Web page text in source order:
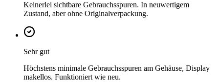
Keinerlei sichtbare Gebrauchsspuren. In neuwertigem
Zustand, aber ohne Originalverpackung.
Sehr gut
Höchstens minimale Gebrauchsspuren am Gehäuse, Display
makellos. Funktioniert wie neu.